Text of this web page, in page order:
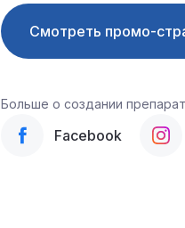
Смотреть промо-
Больше о создании
Facebook